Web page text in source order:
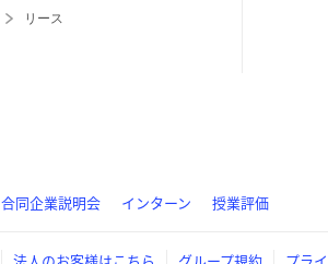
リース
合同企業説明会 インターン 授業評価